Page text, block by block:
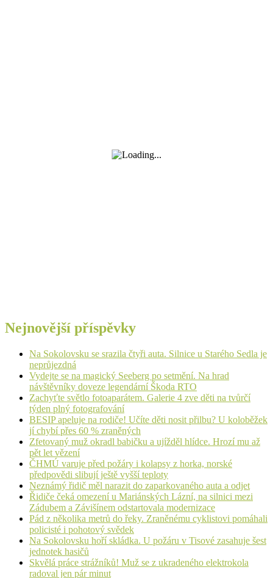
Nejnovější příspěvky
Na Sokolovsku se srazila čtyři auta. Silnice u Starého Sedla je
neprůjezdná
Vydejte se na magický Seeberg po setmění. Na hrad
návštěvníky doveze legendární Škoda RTO
Zachyťte světlo fotoaparátem. Galerie 4 zve děti na tvůrčí
týden plný fotografování
BESIP apeluje na rodiče! Učíte děti nosit přilbu? U koloběžek
jí chybí přes 60 % zraněných
Zfetovaný muž okradl babičku a ujížděl hlídce. Hrozí mu až
pět let vězení
ČHMÚ varuje před požáry i kolapsy z horka, norské
předpovědi slibují ještě vyšší teploty
Neznámý řidič měl narazit do zaparkovaného auta a odjet
Řidiče čeká omezení u Mariánských Lázní, na silnici mezi
Zádubem a Závišínem odstartovala modernizace
Pád z několika metrů do řeky. Zraněnému cyklistovi pomáhali
policisté i pohotový svědek
Na Sokolovsku hoří skládka. U požáru v Tisové zasahuje šest
jednotek hasičů
Skvělá práce strážníků! Muž se z ukradeného elektrokola
radoval jen pár minut